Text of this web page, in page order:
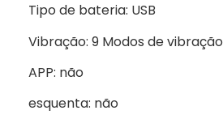
Tipo de bateria: USB
Vibração: 9 Modos de vibração‎
APP: não
esquenta: não